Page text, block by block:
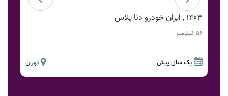
1403 , ایران خودرو دنا پلاس
56 کیلومتر
یک سال پیش تهران